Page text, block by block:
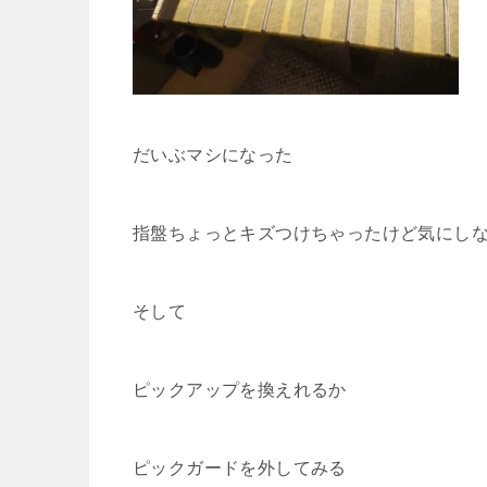
だいぶマシになった
指盤ちょっとキズつけちゃったけど気にし
そして
ピックアップを換えれるか
ピックガードを外してみる